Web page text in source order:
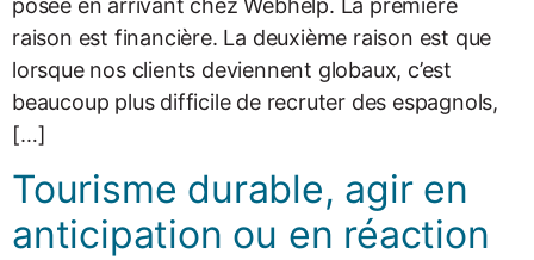
posée en arrivant chez Webhelp. La première
raison est financière. La deuxième raison est que
lorsque nos clients deviennent globaux, c’est
beaucoup plus difficile de recruter des espagnols,
[…]
Tourisme durable, agir en
anticipation ou en réaction